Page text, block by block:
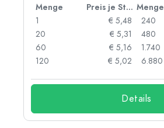
Menge Preis je Stück Menge
1
€ 5,48
20
€ 5,31
60
€ 5,16
120
€ 5,02
240
480
1.740
6.880
Details